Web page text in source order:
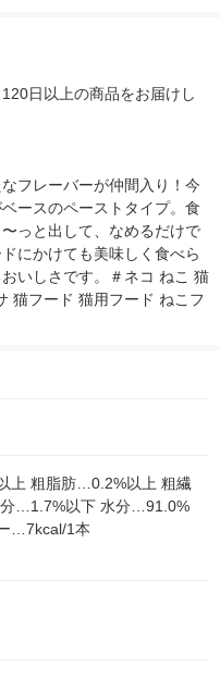
日以上の商品をお届けし
フレーバーが仲間入り！今
ースのペーストタイプ。食
っと出して、なめるだけで
にかけても美味しく食べら
いしさです。＃ネコ ねこ 猫
猫フード 猫用フード ねこフ
上 粗脂肪…0.2%以上 粗繊
…1.7%以下 水分…91.0%
…7kcal/1本